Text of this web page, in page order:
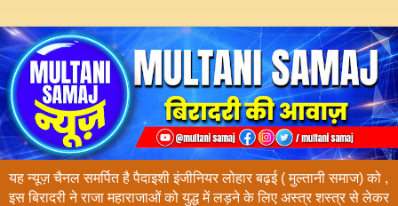
यह न्यूज़ चैनल समर्पित है पैदाइशी इंजीनियर लोहार बढ़ई ( मुल्तानी समाज) को ,
इस बिरादरी ने राजा महाराजाओं को युद्ध में लड़ने के लिए अस्त्र शस्त्र से लेकर